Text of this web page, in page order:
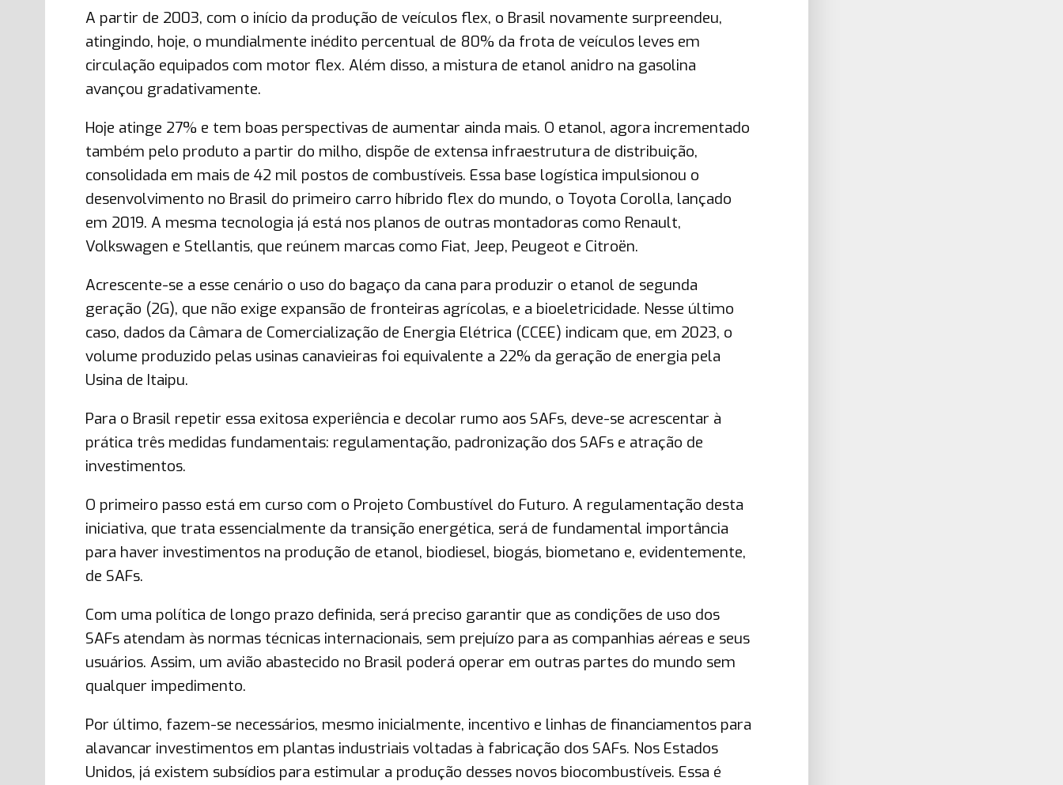
A partir de 2003, com o início da produção de veículos flex, o Brasil novamente surpreendeu,
atingindo, hoje, o mundialmente inédito percentual de 80% da frota de veículos leves em
circulação equipados com motor flex. Além disso, a mistura de etanol anidro na gasolina
avançou gradativamente.
Hoje atinge 27% e tem boas perspectivas de aumentar ainda mais. O etanol, agora incrementado
também pelo produto a partir do milho, dispõe de extensa infraestrutura de distribuição,
consolidada em mais de 42 mil postos de combustíveis. Essa base logística impulsionou o
desenvolvimento no Brasil do primeiro carro híbrido flex do mundo, o Toyota Corolla, lançado
em 2019. A mesma tecnologia já está nos planos de outras montadoras como Renault,
Volkswagen e Stellantis, que reúnem marcas como Fiat, Jeep, Peugeot e Citroën.
Acrescente-se a esse cenário o uso do bagaço da cana para produzir o etanol de segunda
geração (2G), que não exige expansão de fronteiras agrícolas, e a bioeletricidade. Nesse último
caso, dados da Câmara de Comercialização de Energia Elétrica (CCEE) indicam que, em 2023, o
volume produzido pelas usinas canavieiras foi equivalente a 22% da geração de energia pela
Usina de Itaipu.
Para o Brasil repetir essa exitosa experiência e decolar rumo aos SAFs, deve-se acrescentar à
prática três medidas fundamentais: regulamentação, padronização dos SAFs e atração de
investimentos.
O primeiro passo está em curso com o Projeto Combustível do Futuro. A regulamentação desta
iniciativa, que trata essencialmente da transição energética, será de fundamental importância
para haver investimentos na produção de etanol, biodiesel, biogás, biometano e, evidentemente,
de SAFs.
Com uma política de longo prazo definida, será preciso garantir que as condições de uso dos
SAFs atendam às normas técnicas internacionais, sem prejuízo para as companhias aéreas e seus
usuários. Assim, um avião abastecido no Brasil poderá operar em outras partes do mundo sem
qualquer impedimento.
Por último, fazem-se necessários, mesmo inicialmente, incentivo e linhas de financiamentos para
alavancar investimentos em plantas industriais voltadas à fabricação dos SAFs. Nos Estados
Unidos, já existem subsídios para estimular a produção desses novos biocombustíveis. Essa é